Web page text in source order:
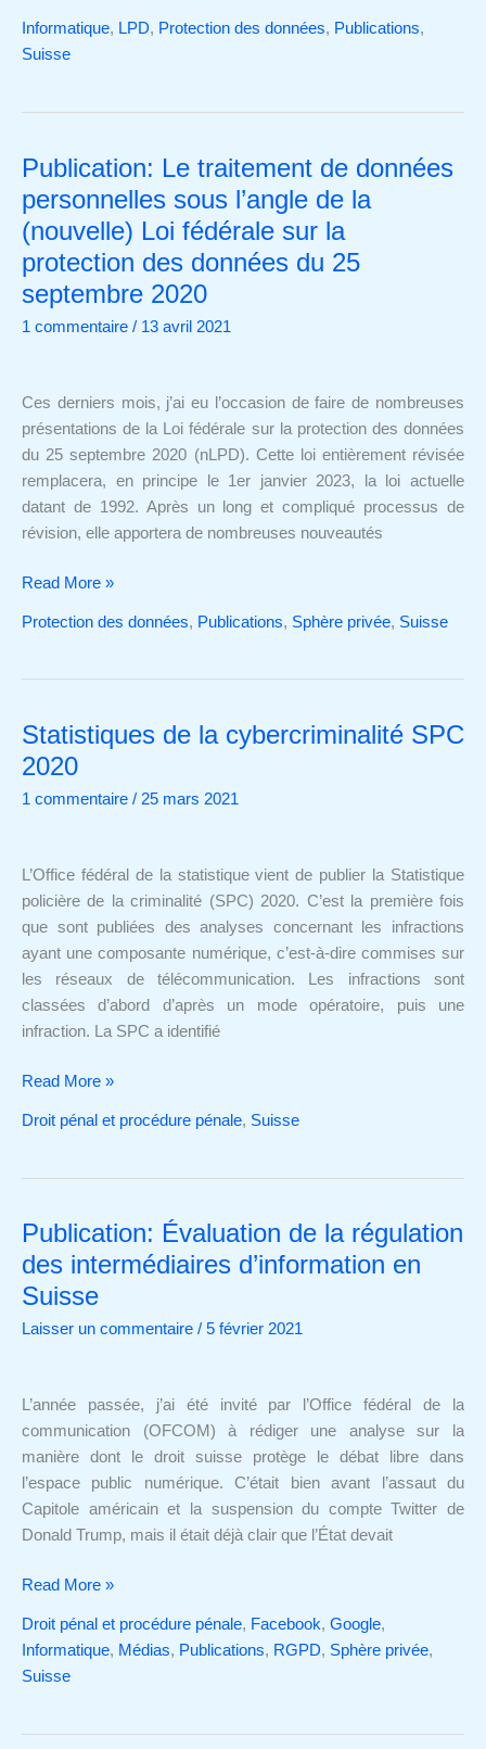
Informatique, LPD, Protection des données, Publications,
Suisse
Publication: Le traitement de données
personnelles sous l’angle de la
(nouvelle) Loi fédérale sur la
protection des données du 25
septembre 2020
1 commentaire / 13 avril 2021
Ces derniers mois, j’ai eu l’occasion de faire de nombreuses
présentations de la Loi fédérale sur la protection des données
du 25 septembre 2020 (nLPD). Cette loi entièrement révisée
remplacera, en principe le 1er janvier 2023, la loi actuelle
datant de 1992. Après un long et compliqué processus de
révision, elle apportera de nombreuses nouveautés
Publication:
Le
traitement
de
données
personnelles
sous
la
(nouvelle)
Loi
fédérale
sur
la
des
Read More »
Protection des données, Publications, Sphère privée, Suisse
Statistiques de la cybercriminalité SPC
2020
1 commentaire / 25 mars 2021
L’Office fédéral de la statistique vient de publier la Statistique
policière de la criminalité (SPC) 2020. C’est la première fois
que sont publiées des analyses concernant les infractions
ayant une composante numérique, c’est-à-dire commises sur
les réseaux de télécommunication. Les infractions sont
classées d’abord d’après un mode opératoire, puis une
infraction. La SPC a identifié
Statistiques
de
cybercriminalité
Read More »
Droit pénal et procédure pénale, Suisse
Publication: Évaluation de la régulation
des intermédiaires d’information en
Suisse
Laisser un commentaire / 5 février 2021
L’année passée, j’ai été invité par l’Office fédéral de la
communication (OFCOM) à rédiger une analyse sur la
manière dont le droit suisse protège le débat libre dans
l’espace public numérique. C’était bien avant l’assaut du
Capitole américain et la suspension du compte Twitter de
Donald Trump, mais il était déjà clair que l’État devait
Publication:
Évaluation
la
régulation
d’information
en
Suisse
Read More »
Droit pénal et procédure pénale, Facebook, Google,
Informatique, Médias, Publications, RGPD, Sphère privée,
Suisse